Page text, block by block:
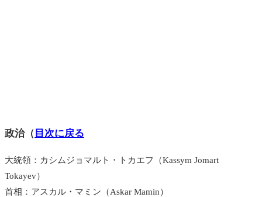
政治（ 目次に戻る
大統領：カシムジョマルト・トカエフ（Kassym Jomart
Tokayev）
首相：アスカル・マミン（Askar Mamin）